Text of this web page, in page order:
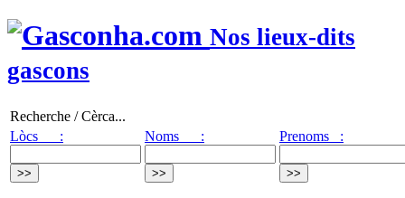
Nos lieux-dits
gascons
Recherche / Cèrca...
Lòcs :
Noms : Prenoms :